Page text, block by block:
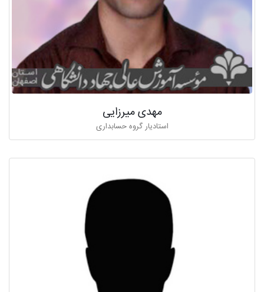
مهدی ميرزايی
استادیار گروه حسابداری